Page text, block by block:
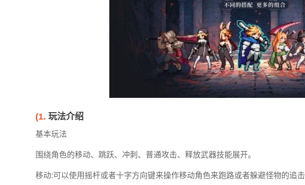
(1. 玩法介绍
基本玩法
围绕角色的移动、跳跃、冲刺、普通攻击、释放武器技能展开。
移动:可以使用摇杆或者十字方向键来操作移动角色来跑路或者躲避怪物的追击
愤怒的小鸟 泰拉瑞亚 生存战争2 我要当食神 忧郁的安娜